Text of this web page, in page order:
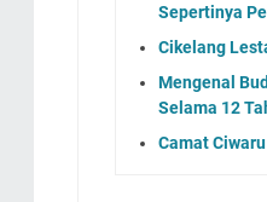
Sepertinya
Cikelang
Mengenal
Selama 12
Camat